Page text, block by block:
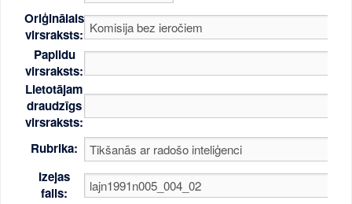
Oriģinālais
virsraksts:
Papildu
virsraksts:
Lietotājam
draudzīgs
virsraksts:
Rubrika:
Izejas
fails: